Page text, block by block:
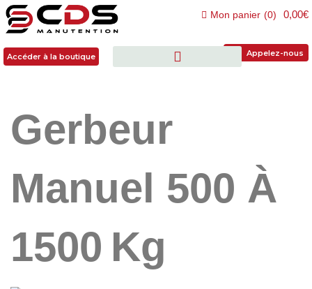
Accéder à la boutique
Mon panier (0) 0,00€
Appelez-nous
Gerbeur
Manuel 500 À
1500 Kg